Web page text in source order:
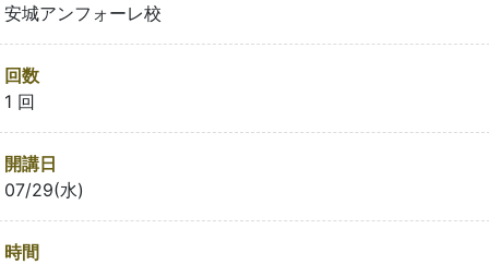
安城アンフォーレ校
回数
1 回
開講日
07/29(水)
時間